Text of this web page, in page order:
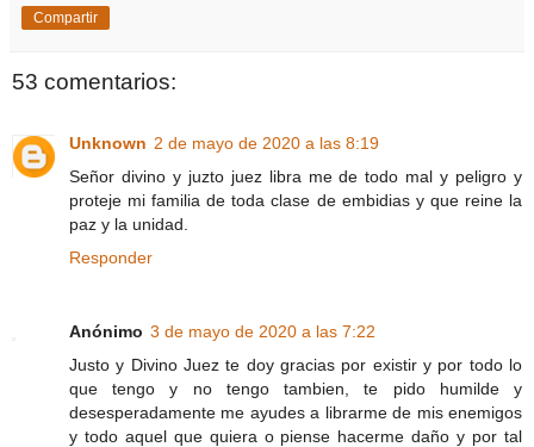
Compartir
53 comentarios:
Unknown 2 de mayo de 2020 a las 8:19
Señor divino y juzto juez libra me de todo mal y peligro y
proteje mi familia de toda clase de embidias y que reine la
paz y la unidad.
Responder
Anónimo 3 de mayo de 2020 a las 7:22
Justo y Divino Juez te doy gracias por existir y por todo lo
que tengo y no tengo tambien, te pido humilde y
desesperadamente me ayudes a librarme de mis enemigos
y todo aquel que quiera o piense hacerme daño y por tal